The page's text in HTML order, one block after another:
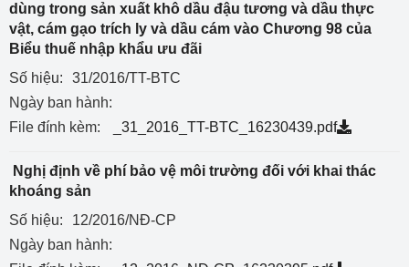
dùng trong sản xuất khô dầu đậu tương và dầu thực
vật, cám gạo trích ly và dầu cám vào Chương 98 của
Biểu thuế nhập khẩu ưu đãi
Số hiệu:
31/2016/TT-BTC
Ngày ban hành:
File đính kèm:
_31_2016_TT-BTC_16230439.pdf
Nghị định về phí bảo vệ môi trường đối với khai thác
khoáng sản
Số hiệu:
12/2016/NĐ-CP
Ngày ban hành: